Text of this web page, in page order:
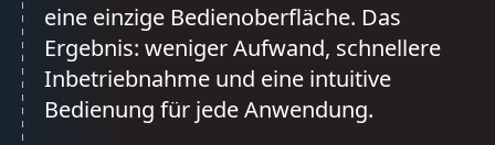
eine einzige Bedienoberfläche. Das
Ergebnis: weniger Aufwand, schnellere
Inbetriebnahme und eine intuitive
Bedienung für jede Anwendung.